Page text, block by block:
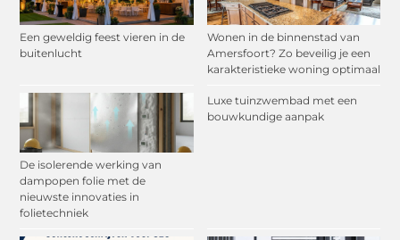
Een geweldig feest vieren in de
buitenlucht
Wonen in de binnenstad van
Amersfoort? Zo beveilig je een
karakteristieke woning optimaal
De isolerende werking van
dampopen folie met de
nieuwste innovaties in
folietechniek
Luxe tuinzwembad met een
bouwkundige aanpak